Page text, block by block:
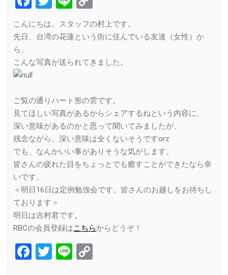
Link
こんにちは。スタッフの村上です。
先日、台湾の花蓮という街に住んでいる友達（女性）か
ら、
こんな写真が送られてきました。
ご覧の通りハート形の雲です。
見てほしい写真があるからシェアするねという内容に、
深い意味があるのかと思って聞いてみましたが、
残念ながら、深い意味は全くないそうですorz
でも、なんかいい事がありそうな気がします。
皆さんの疲れた目をちょっとでも癒すことができたなら幸
いです。
＜明日16日は定例勉強会です。皆さんのお越しをお待ちし
ております＞
明日は吉村君です。
RBCの会員登録はこちらからどうぞ！
Facebook
Twitter
Line